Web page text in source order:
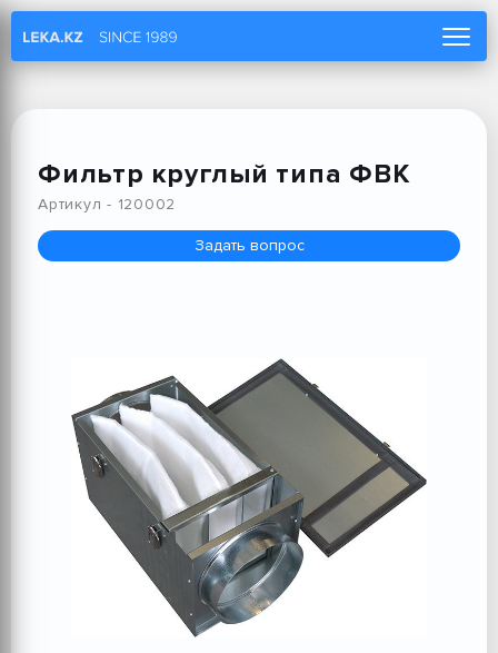
Услуги
Проекты
Новости
Фильтр круглый типа ФВК
Артикул - 120002
Задать вопрос